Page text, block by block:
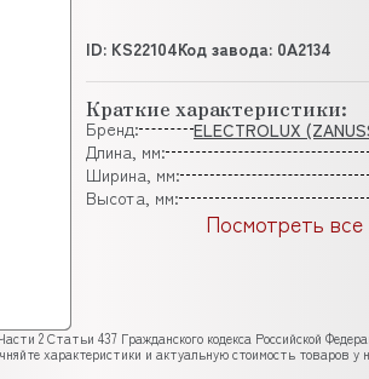
ID: KS22104Код завода: 0А2134
Краткие характеристики:
Бренд:
ELECTROLUX
Длина, мм:
Ширина, мм:
Высота, мм:
Посмотреть все
2 Статьи 437 Гражданского кодекса Российской
характеристики и актуальную стоимость товаров у